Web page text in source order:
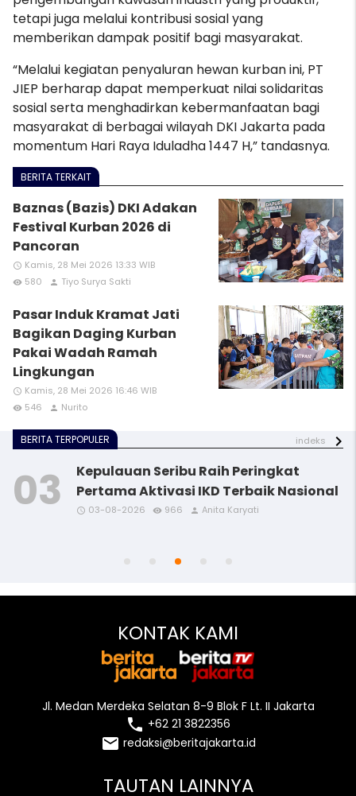
tetapi juga melalui kontribusi sosial yang
memberikan dampak positif bagi masyarakat.
“Melalui kegiatan penyaluran hewan kurban ini, PT
JIEP berharap dapat memperkuat nilai solidaritas
sosial serta menghadirkan kebermanfaatan bagi
masyarakat di berbagai wilayah DKI Jakarta pada
momentum Hari Raya Iduladha 1447 H,” tandasnya.
BERITA TERKAIT
Baznas (Bazis) DKI Adakan
Festival Kurban 2026 di
Pancoran
access_time Kamis, 28 Mei 2026 13:33 WIB
remove_red_eye 580 person Tiyo Surya Sakti
Pasar Induk Kramat Jati
Bagikan Daging Kurban
Pakai Wadah Ramah
Lingkungan
access_time Kamis, 28 Mei 2026 16:46 WIB
remove_red_eye 546 person Nurito
BERITA TERPOPULER indeks
access_time remove_red_eye person
access_time remove_red_eye person
Kepulauan Seribu Raih Peringkat
Pertama Aktivasi IKD Terbaik Nasional
access_time 03-08-2026 remove_red_eye 966 person Anita Karyati
access_time remove_red_eye person
KONTAK KAMI
Jl. Medan Merdeka Selatan 8-9 Blok F Lt. II Jakarta
local_phone +62 21 3822356
email redaksi@beritajakarta.id
TAUTAN LAINNYA